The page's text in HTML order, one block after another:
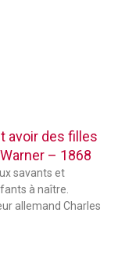
avoir des filles
– 1868
savants et
à naître.
allemand Charles